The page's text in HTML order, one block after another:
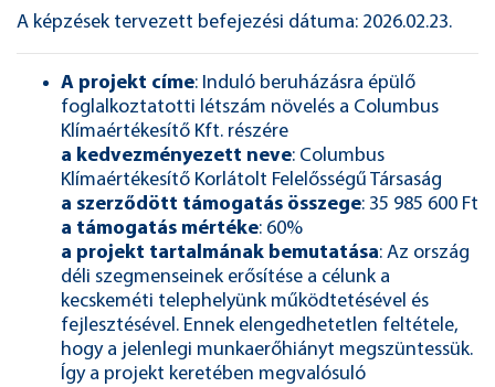
A képzések tervezett befejezési dátuma: 2026.02.23.
A projekt címe: Induló beruházásra épülő
foglalkoztatotti létszám növelés a Columbus
Klímaértékesítő Kft. részére
a kedvezményezett neve: Columbus
Klímaértékesítő Korlátolt Felelősségű Társaság
a szerződött támogatás összege: 35 985 600 Ft
a támogatás mértéke: 60%
a projekt tartalmának bemutatása: Az ország
déli szegmenseinek erősítése a célunk a
kecskeméti telephelyünk működtetésével és
fejlesztésével. Ennek elengedhetetlen feltétele,
hogy a jelenlegi munkaerőhiányt megszüntessük.
Így a projekt keretében megvalósuló